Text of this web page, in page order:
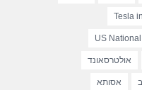
Tesla
US
אולטרסאונד
אסותא